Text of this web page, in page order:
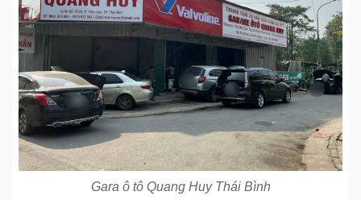
Gara ô tô Quang Huy Thái Bình